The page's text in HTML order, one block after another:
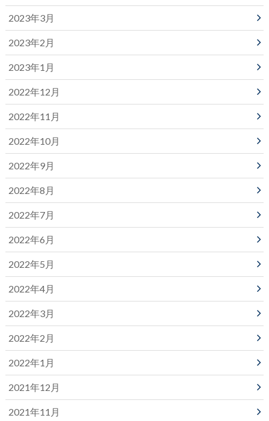
2023年3月
2023年2月
2023年1月
2022年12月
2022年11月
2022年10月
2022年9月
2022年8月
2022年7月
2022年6月
2022年5月
2022年4月
2022年3月
2022年2月
2022年1月
2021年12月
2021年11月